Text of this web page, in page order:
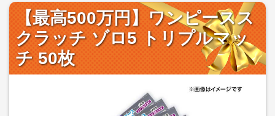
【最高500万円】ワンピースス
クラッチ ゾロ5 トリプルマッ
チ 50枚